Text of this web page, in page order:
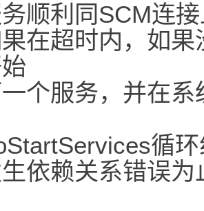
顺利同SCM连
在超时内，如
个服务，并在
循
依赖关系错误